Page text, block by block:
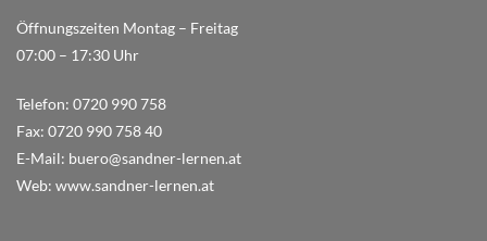
Öffnungszeiten Montag – Freitag
07:00 – 17:30 Uhr
Telefon: 0720 990 758
Fax: 0720 990 758 40
E-Mail: buero@sandner-lernen.at
Web: www.sandner-lernen.at